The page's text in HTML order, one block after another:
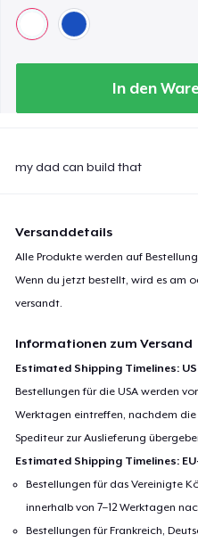
In den
my dad can build that
Versanddetails
Alle Produkte werden auf
Wenn du jetzt bestellt, wird es am
versandt.
Informationen zum Versand
Estimated Shipping Timelines:
Bestellungen für die USA werden
Werktagen eintreffen, nachdem
Spediteur zur Auslieferung
Estimated Shipping Timelines:
Bestellungen für das Vereinigte
innerhalb von 7–12 Werktagen
Bestellungen für Frankreich,